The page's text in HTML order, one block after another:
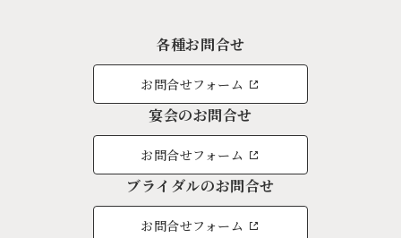
各種お問合せ
お問合せフォーム
宴会のお問合せ
お問合せフォーム
ブライダルのお問合せ
お問合せフォーム